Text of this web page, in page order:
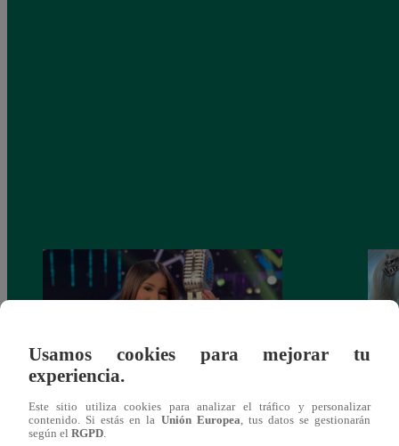
¡Imitadora de Laura Pausini se consagró
ganadora de Yo Soy: Nueva Generación!
Usamos cookies para mejorar tu
experiencia.
Este sitio utiliza cookies para analizar el tráfico y personalizar
contenido. Si estás en la Unión Europea, tus datos se gestionarán
según el RGPD.